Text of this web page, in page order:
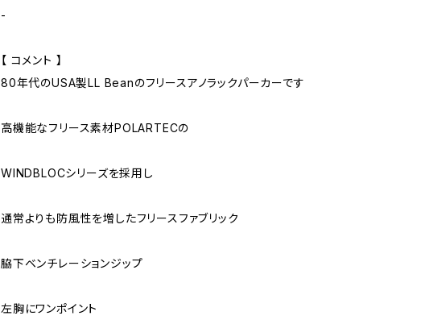
-
【 コメント 】
80年代のUSA製LL Beanのフリースアノラックパーカーです
高機能なフリース素材POLARTECの
WINDBLOCシリーズを採用し
通常よりも防風性を増したフリースファブリック
脇下ベンチレーションジップ
左胸にワンポイント